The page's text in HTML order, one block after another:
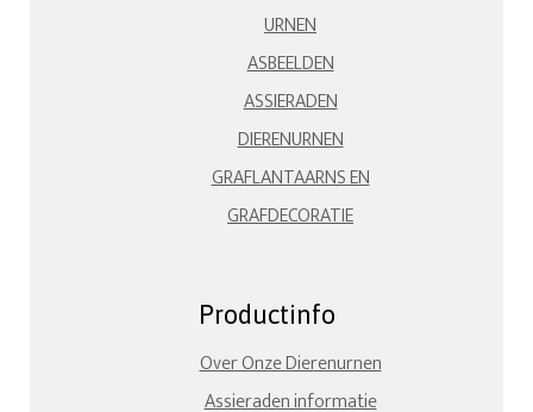
URNEN
ASBEELDEN
ASSIERADEN
DIERENURNEN
GRAFLANTAARNS EN
GRAFDECORATIE
Productinfo
Over Onze Dierenurnen
Assieraden informatie